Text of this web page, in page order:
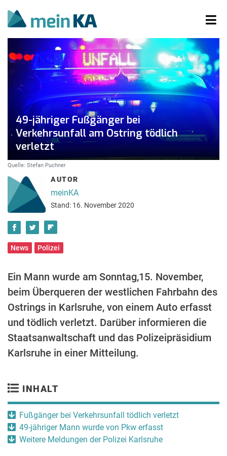
49-jähriger Fußgänger bei
Verkehrsunfall am Ostring tödlich
verletzt
Quelle: Stefan Puchner
AUTOR
meinKA
Stand: 16. November 2020
News Polizei
Ein Mann wurde am Sonntag,15. November,
beim Überqueren der westlichen Fahrbahn des
Ostrings in Karlsruhe, von einem Auto erfasst
und tödlich verletzt. Darüber informieren die
Staatsanwaltschaft und das Polizeipräsidium
Karlsruhe in einer Mitteilung.
INHALT
Fußgänger bei Verkehrsunfall tödlich verletzt
49-jähriger Mann wurde von Pkw erfasst
Weitere Meldungen der Polizei Karlsruhe